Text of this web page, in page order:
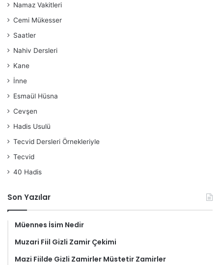
Namaz Vakitleri
Cemi Mükesser
Saatler
Nahiv Dersleri
Kane
İnne
Esmaül Hüsna
Cevşen
Hadis Usulü
Tecvid Dersleri Örnekleriyle
Tecvid
40 Hadis
Son Yazılar
Müennes İsim Nedir
Muzari Fiil Gizli Zamir Çekimi
Mazi Fiilde Gizli Zamirler Müstetir Zamirler